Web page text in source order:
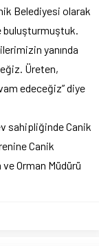
Belediyesi olarak
yanında
Üreten,
edeceğiz” diye
sahipliğinde Canik
Canik
Orman Müdürü